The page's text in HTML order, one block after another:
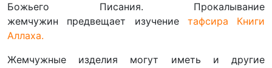
Божьего Писания. Прокалывание
жемчужин предвещает изучение тафсира Книги
Аллаха.
Жемчужные изделия могут иметь и другие